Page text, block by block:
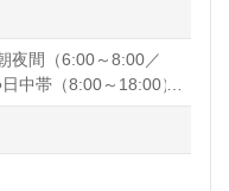
夜間（6:00～8:00／
中帯（8:00～18:00）
朝夜間（6:00～8:00／
中帯（8:00～18:00）